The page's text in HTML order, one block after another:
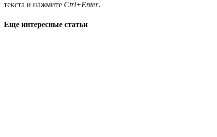
текста и нажмите Ctrl+Enter.
Еще интересные статьи